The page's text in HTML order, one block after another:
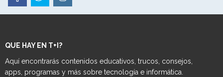
QUE HAY EN T+I?
Aquí encontrarás contenidos educativos, trucos, consejos,
apps, programas y más sobre tecnología e informática.